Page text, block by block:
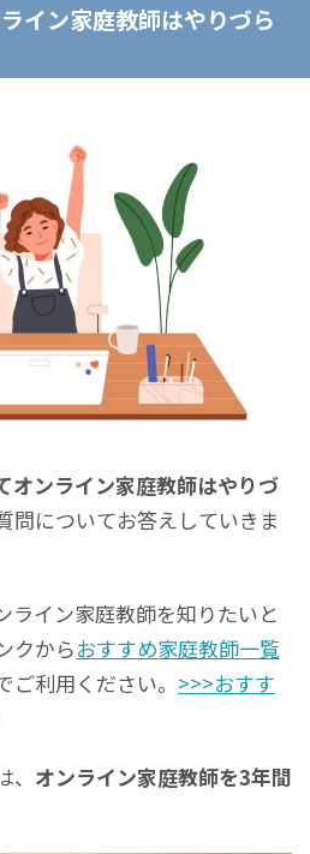
イン家庭教師はやりづら
オンライン家庭教師はやりづ
問についてお答えしていきま
ライン家庭教師を知りたいと
クからおすすめ家庭教師一覧
利用ください。 >>>おすす
オンライン家庭教師を3年間